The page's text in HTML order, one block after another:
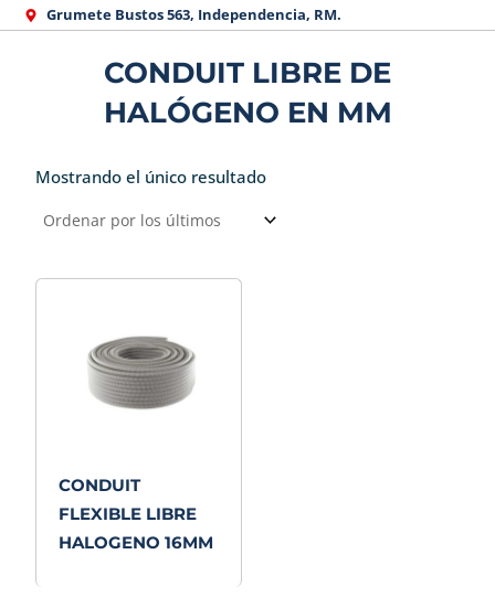
Grumete Bustos 563, Independencia, RM.
CONDUIT LIBRE DE
HALÓGENO EN MM
Mostrando el único resultado
CONDUIT
FLEXIBLE LIBRE
HALOGENO 16MM